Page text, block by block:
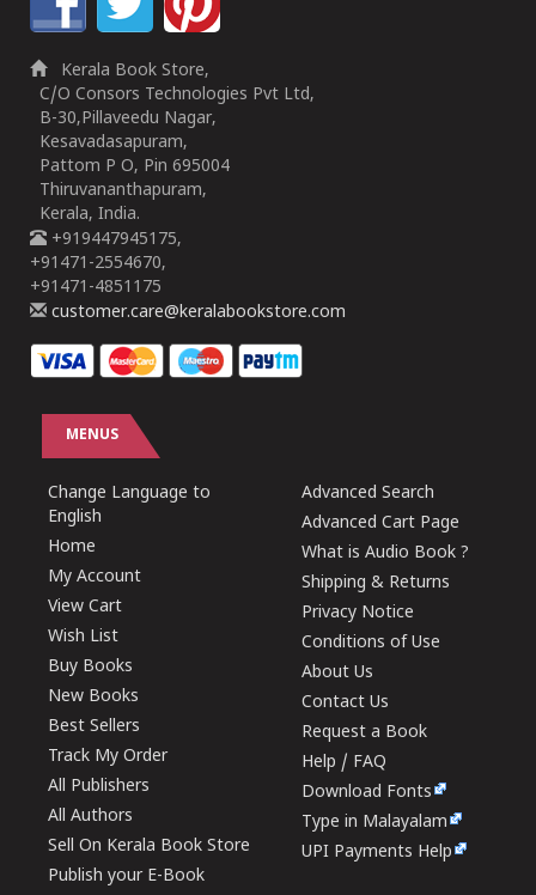
Kerala Book Store,
C/O Consors Technologies Pvt Ltd,
B-30,Pillaveedu Nagar,
Kesavadasapuram,
Pattom P O, Pin 695004
Thiruvananthapuram,
Kerala, India.
+919447945175,
+91471-2554670,
+91471-4851175
customer.care@keralabookstore.com
MENUS
Change Language to
English
Home
My Account
View Cart
Wish List
Buy Books
New Books
Best Sellers
Track My Order
All Publishers
All Authors
Sell On Kerala Book Store
Publish your E-Book
Advanced Search
Advanced Cart Page
What is Audio Book ?
Shipping & Returns
Privacy Notice
Conditions of Use
About Us
Contact Us
Request a Book
Help / FAQ
Download Fonts
Type in Malayalam
UPI Payments Help